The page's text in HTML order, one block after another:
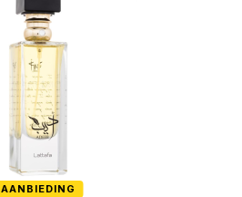
AANBIEDING